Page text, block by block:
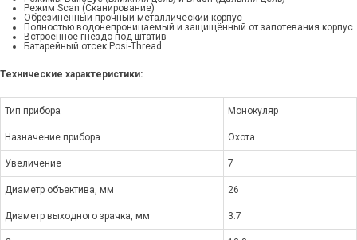
Режим Scan (Сканирование)
Обрезиненный прочный металлический корпус
Полностью водонепроницаемый и защищённый от запотевания корпус
Встроенное гнездо под штатив
Батарейный отсек Posi-Thread
Технические характеристики:
Тип прибора Монокуляр
Назначение прибора Охота
Увеличение 7
Диаметр объектива, мм 26
Диаметр выходного зрачка, мм 3.7